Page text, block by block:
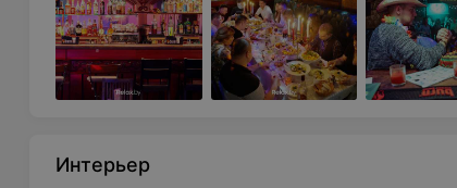
Интерьер